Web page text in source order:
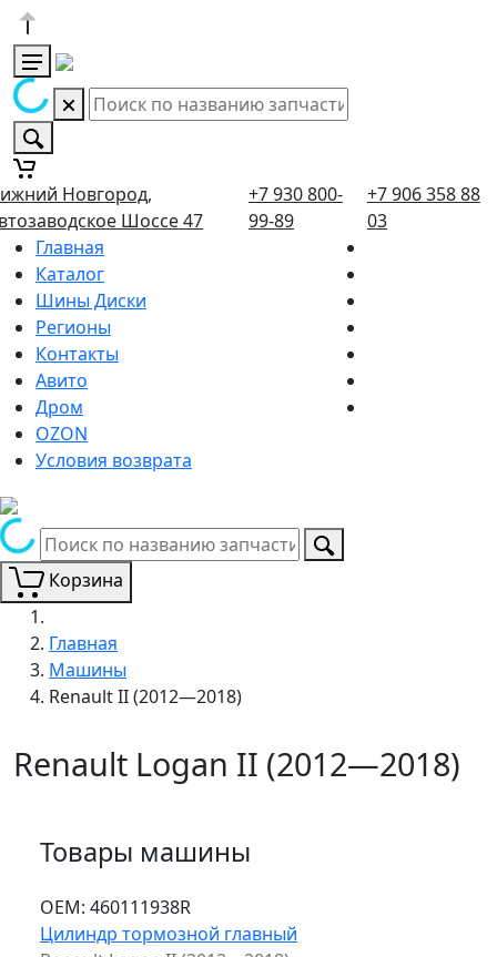
Новгород,
Шоссе 47
+7 930 800-
99-89
+7 906 358 88
03
Главная
Каталог
Шины Диски
Регионы
Контакты
Авито
Дром
OZON
Условия возврата
Корзина
Главная
Машины
Renault II (2012—2018)
Renault Logan II (2012—2018)
Товары машины
ОЕМ: 460111938R
Цилиндр тормозной главный